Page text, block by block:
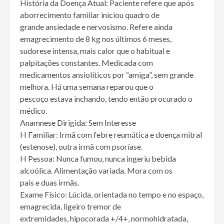
História da Doença Atual: Paciente refere que após
aborrecimento familiar iniciou quadro de
grande ansiedade e nervosismo. Refere ainda
emagrecimento de 8 kg nos últimos 6 meses,
sudorese intensa, mais calor que o habitual e
palpitações constantes. Medicada com
medicamentos ansiolíticos por “amiga”, sem grande
melhora. Há uma semana reparou que o
pescoço estava inchando, tendo então procurado o
médico.
Anamnese Dirigida: Sem Interesse
H Familiar: Irmã com febre reumática e doença mitral
(estenose), outra irmã com psoríase.
H Pessoa: Nunca fumou, nunca ingeriu bebida
alcoólica. Alimentação variada. Mora com os
pais e duas irmãs.
Exame Físico: Lúcida, orientada no tempo e no espaço,
emagrecida, ligeiro tremor de
extremidades, hipocorada +/4+, normohidratada,